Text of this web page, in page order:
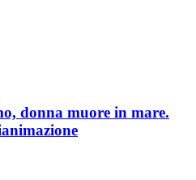
donna muore in mare.